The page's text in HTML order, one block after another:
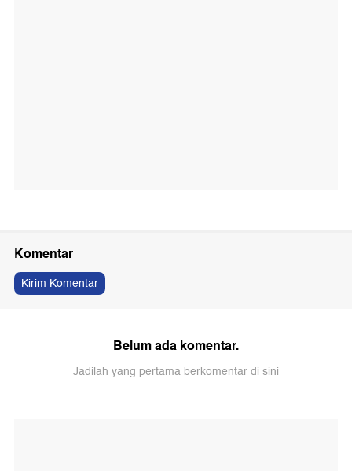
Komentar
Kirim Komentar
Belum ada komentar.
Jadilah yang pertama berkomentar di sini